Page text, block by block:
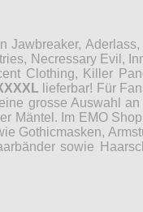
Necressary Evil,
Clothing, Killer
lieferbar! Für
grosse Auswahl
Mäntel. Im EMO
Gothicmasken,
sowie